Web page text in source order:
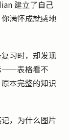
建立了自己
满怀成就感地
习时，却发现
——表格看不
本完整的知识
，为什么图片